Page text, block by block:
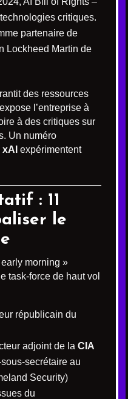
critiques.
partenaire de
Lockheed Martin de
des ressources
l’entreprise à
à des critiques sur
Un numéro
xAI expérimentent
: 11
le
morning »
task-force de haut vol
républicain du
adjoint de la CIA
sous-secrétaire au
Security)
du